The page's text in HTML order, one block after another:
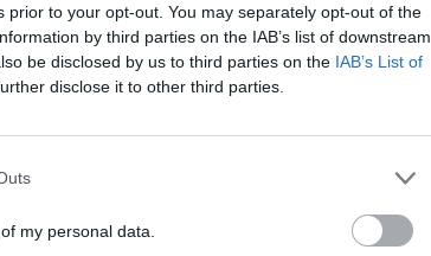
prior to your opt-out. You may separately opt-out of the
by third parties on the IAB’s list of downstream
be disclosed by us to third parties on the IAB’s List of
disclose it to other third parties.
my personal data.
ad